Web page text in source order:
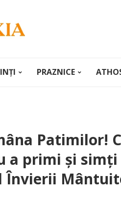
PRAZNICE
Patimilor!
a primi și simți
Învierii